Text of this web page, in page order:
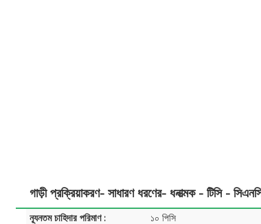
গাড়ী প্রক্রিয়াকরণ- সাধারণ ধরণের- ধনাত্মক - টিসি -
ন্যূনতম চাহিদার পরিমাণ : ১০ পিসি